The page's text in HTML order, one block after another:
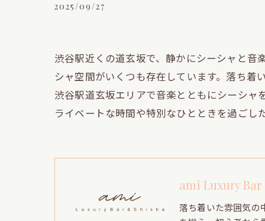
2025/09/27
渋谷駅近くの道玄坂で、静かにシーシャと
シャ空間がいくつも存在しています。落ち着
渋谷駅道玄坂エリアで音楽とともにシーシ
ライベートな時間や特別なひとときを過ごし
ami Luxury
落ち着いた雰囲気の